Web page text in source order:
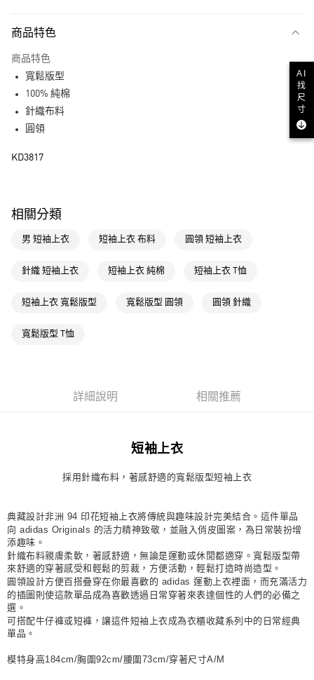
LINE Pay
運送方式
付款後全家取貨
每筆NT$80，滿NT$1,500(含以上)免運費
萊爾富取貨付款
每筆NT$80，滿NT$1,500(含以上)免運費
付款後7-11取貨
每筆NT$80，滿NT$1,500(含以上)免運費
商品特色
商品特色
寬鬆版型
100% 純棉
針織布料
圓領
KD3817
相關分類
男 短袖上衣 短袖上衣 布料 圓領 短袖上衣
針織 短袖上衣 短袖上衣 純棉 短袖上衣 T恤
短袖上衣 寬鬆版型 寬鬆版型 圓領 圓領 針織
寬鬆版型 T恤
詳細說明 相關推薦
短袖上衣
採用針織布料，著感舒適的寬鬆版型短袖上衣
典藏設計非洲 94 印花短袖上衣將傳統與趣味設計完美結合。這件單品
向 adidas Originals 的活力精神致敬，並融入俏皮圖案，為日常裝扮增
添趣味。
針織布料親膚柔軟，著感舒適，無論是運動或休閒都適穿。寬鬆版型帶
來舒適的穿著感受和輕鬆的剪裁，方便活動，輕鬆打造時尚造型。
圓領設計方便百搭疊穿在你最喜歡的 adidas 運動上衣裡面，而充滿活力
的插圖則使這款單品成為喜歡透過日常穿著來表達個性的人們的必備之
選。
可搭配牛仔褲或短褲，讓這件短袖上衣成為衣櫃收藏系列中的日常經典
單品。
模特身高184cm/胸圍92cm/腰圍73cm/穿著尺寸A/M
AI
找
尺
寸